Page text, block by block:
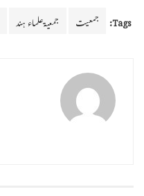
Tags: جمعیت جمعیۃعلماء ہند